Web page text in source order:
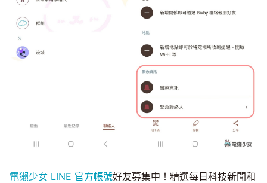
電獺少女 LINE 官方帳號好友募集中！精選每日科技新聞和